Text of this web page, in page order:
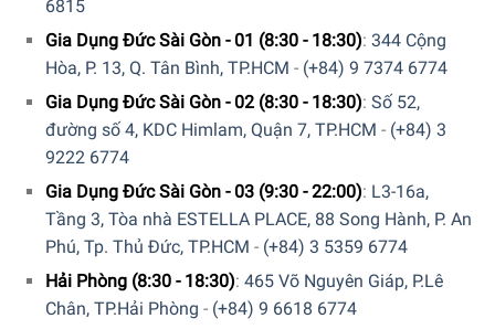
Sản phẩm có nhiều tiện ích hấp dẫn:
Hệ thống rã đông hoàn hảo vô cùng khi có thể tự động
rã đông.
Các kệ điều chỉnh linh hoạt giúp cho việc sử dụng được
thuận tiện và thoải mái hơn.
Phân chia các ngăn tủ vô cùng tiện dụng và ngăn nắp.
Sản phẩm này đang dành cho những người đam mê thiết
6815
Gia Dụng Đức Sài Gòn - 01 (8:30 - 18:30): 344 Cộng
Hòa, P. 13, Q. Tân Bình, TP.HCM - (+84) 9 7374 6774
Gia Dụng Đức Sài Gòn - 02 (8:30 - 18:30): Số 52,
đường số 4, KDC Himlam, Quận 7, TP.HCM - (+84) 3
9222 6774
Gia Dụng Đức Sài Gòn - 03 (9:30 - 22:00): L3-16a,
Tầng 3, Tòa nhà ESTELLA PLACE, 88 Song Hành, P. An
Phú, Tp. Thủ Đức, TP.HCM - (+84) 3 5359 6774
Hải Phòng (8:30 - 18:30): 465 Võ Nguyên Giáp, P.Lê
Chân, TP.Hải Phòng - (+84) 9 6618 6774